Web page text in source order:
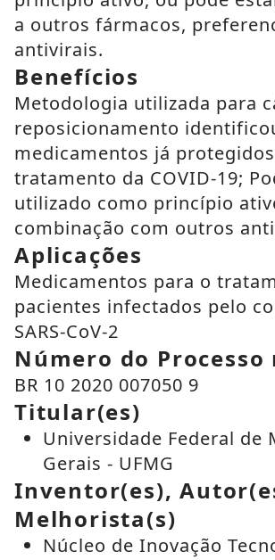
a outros fármacos,
antivirais.
Benefícios
Metodologia utilizada para
reposicionamento
medicamentos já
tratamento da COVID-19;
utilizado como princípio
combinação com outros
Aplicações
Medicamentos para o
pacientes infectados pelo
SARS-CoV-2
Número do Processo
BR 10 2020 007050 9
Titular(es)
Universidade Federal de
Gerais - UFMG
Inventor(es),
Melhorista(s)
Núcleo de Inovação